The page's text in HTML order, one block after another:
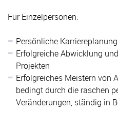
Für Einzelpersonen:
Persönliche Karriereplanung
Erfolgreiche Abwicklung
Projekten
Erfolgreiches Meistern von
bedingt durch die raschen
Veränderungen, ständig in